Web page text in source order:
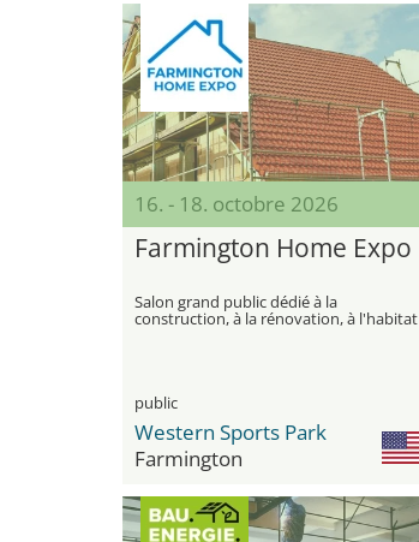
16. - 18. octobre 2026
Farmington Home Expo
Salon grand public dédié à la
construction, à la rénovation, à l'habitat
public
Western Sports Park
Farmington